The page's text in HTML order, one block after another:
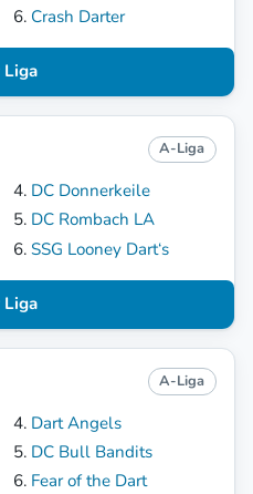
Crash Darter
Liga
A-Liga
DC Donnerkeile
DC Rombach LA
SSG Looney Dart‘s
Liga
A-Liga
Dart Angels
DC Bull Bandits
Fear of the Dart